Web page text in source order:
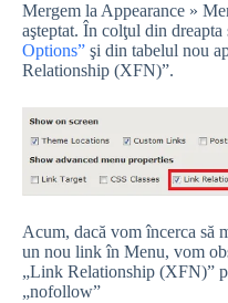
Mergem la Appearance »
aşteptat. În colţul din dreapta
Options” şi din tabelul nou
Relationship (XFN)”.
Acum, dacă vom încerca să
un nou link în Menu, vom
„Link Relationship (XFN)”
„nofollow”